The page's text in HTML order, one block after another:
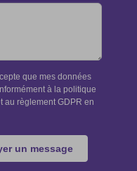
que mes données
à la politique
au règlement GDPR en
un message